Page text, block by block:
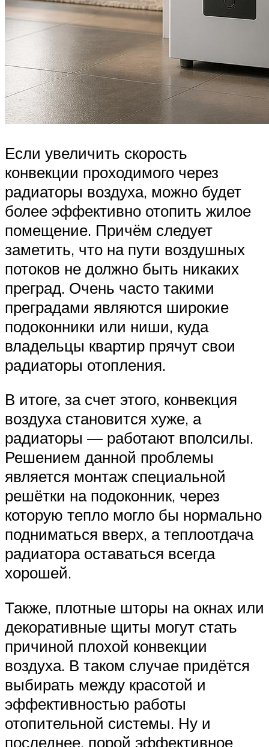
Если увеличить скорость
конвекции проходимого через
радиаторы воздуха, можно будет
более эффективно отопить жилое
помещение. Причём следует
заметить, что на пути воздушных
потоков не должно быть никаких
преград. Очень часто такими
преградами являются широкие
подоконники или ниши, куда
владельцы квартир прячут свои
радиаторы отопления.
В итоге, за счет этого, конвекция
воздуха становится хуже, а
радиаторы — работают вполсилы.
Решением данной проблемы
является монтаж специальной
решётки на подоконник, через
которую тепло могло бы нормально
подниматься вверх, а теплоотдача
радиатора оставаться всегда
хорошей.
Также, плотные шторы на окнах или
декоративные щиты могут стать
причиной плохой конвекции
воздуха. В таком случае придётся
выбирать между красотой и
эффективностью работы
отопительной системы. Ну и
последнее, порой эффективное